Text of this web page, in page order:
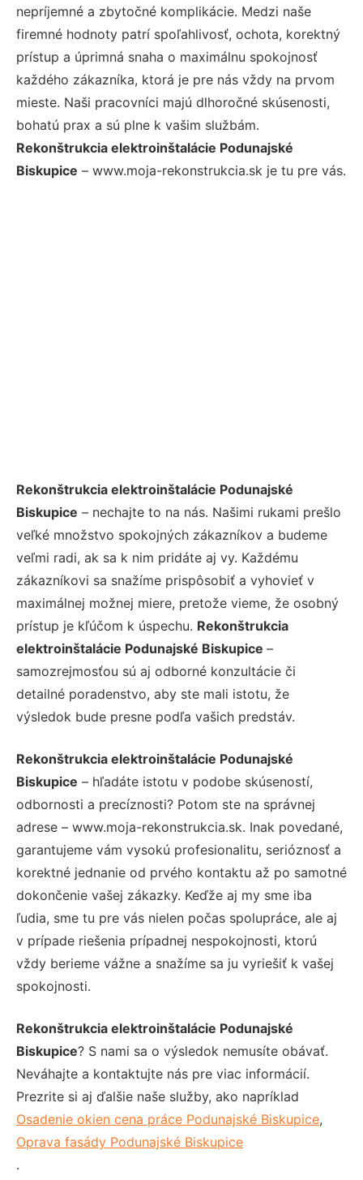
nepríjemné a zbytočné komplikácie. Medzi naše
firemné hodnoty patrí spoľahlivosť, ochota, korektný
prístup a úprimná snaha o maximálnu spokojnosť
každého zákazníka, ktorá je pre nás vždy na prvom
mieste. Naši pracovníci majú dlhoročné skúsenosti,
bohatú prax a sú plne k vašim službám.
Rekonštrukcia elektroinštalácie Podunajské
Biskupice – www.moja-rekonstrukcia.sk je tu pre vás.
Rekonštrukcia elektroinštalácie Podunajské
Biskupice – nechajte to na nás. Našimi rukami prešlo
veľké množstvo spokojných zákazníkov a budeme
veľmi radi, ak sa k nim pridáte aj vy. Každému
zákazníkovi sa snažíme prispôsobiť a vyhovieť v
maximálnej možnej miere, pretože vieme, že osobný
prístup je kľúčom k úspechu. Rekonštrukcia
elektroinštalácie Podunajské Biskupice –
samozrejmosťou sú aj odborné konzultácie či
detailné poradenstvo, aby ste mali istotu, že
výsledok bude presne podľa vašich predstáv.
Rekonštrukcia elektroinštalácie Podunajské
Biskupice – hľadáte istotu v podobe skúseností,
odbornosti a precíznosti? Potom ste na správnej
adrese – www.moja-rekonstrukcia.sk. Inak povedané,
garantujeme vám vysokú profesionalitu, serióznosť a
korektné jednanie od prvého kontaktu až po samotné
dokončenie vašej zákazky. Keďže aj my sme iba
ľudia, sme tu pre vás nielen počas spolupráce, ale aj
v prípade riešenia prípadnej nespokojnosti, ktorú
vždy berieme vážne a snažíme sa ju vyriešiť k vašej
spokojnosti.
Rekonštrukcia elektroinštalácie Podunajské
Biskupice? S nami sa o výsledok nemusíte obávať.
Neváhajte a kontaktujte nás pre viac informácií.
Prezrite si aj ďalšie naše služby, ako napríklad
Osadenie okien cena práce Podunajské Biskupice,
Oprava fasády Podunajské Biskupice
.